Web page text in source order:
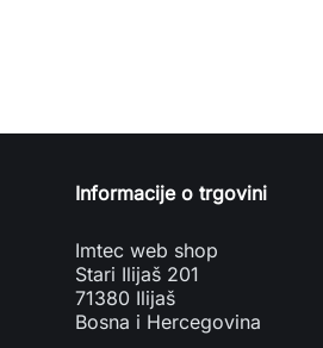
Informacije o trgovini
Imtec web shop
Stari Ilijaš 201
71380 Ilijaš
Bosna i Hercegovina